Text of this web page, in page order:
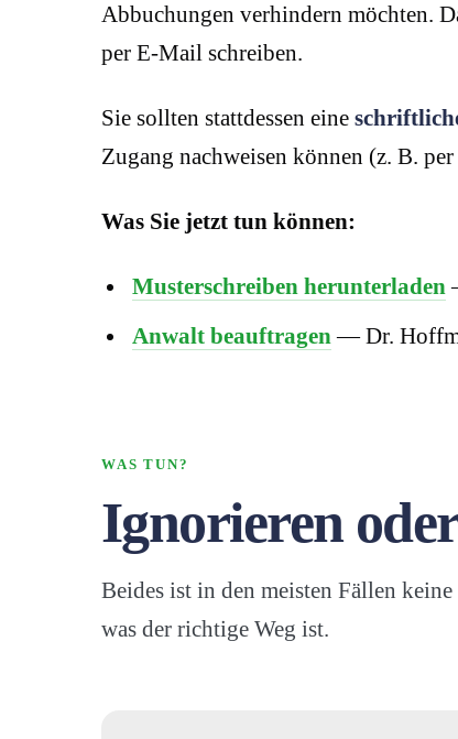
Abbuchungen verhindern möchten.
per E-Mail schreiben.
Sie sollten stattdessen eine
Zugang nachweisen können (z. B.
Was Sie jetzt tun können:
Musterschreiben herunterladen
Anwalt beauftragen — Dr.
WAS TUN?
Ignorieren
Beides ist in den meisten Fällen
was der richtige Weg ist.